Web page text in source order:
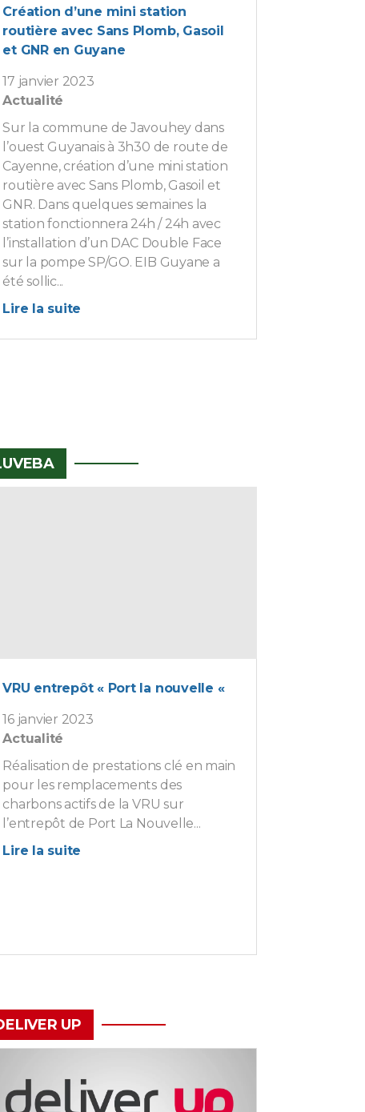
Création d’une mini station
routière avec Sans Plomb, Gasoil
et GNR en Guyane
17 janvier 2023
Actualité
Sur la commune de Javouhey dans
l’ouest Guyanais à 3h30 de route de
Cayenne, création d’une mini station
routière avec Sans Plomb, Gasoil et
GNR. Dans quelques semaines la
station fonctionnera 24h / 24h avec
l’installation d’un DAC Double Face
sur la pompe SP/GO. EIB Guyane a
été sollic...
Lire la suite
VRU entrepôt « Port la nouvelle «
16 janvier 2023
Actualité
Réalisation de prestations clé en main
pour les remplacements des
charbons actifs de la VRU sur
l’entrepôt de Port La Nouvelle...
Lire la suite
UP